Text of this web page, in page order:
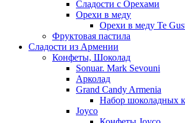
Сладости с Орехами
Орехи в меду
Орехи в меду Te
Фруктовая пастила
Сладости из Армении
Конфеты, Шоколад
Sonuar. Mark Sevouni
Арколад
Grand Candy Armenia
Набор шоколадных
Joyco